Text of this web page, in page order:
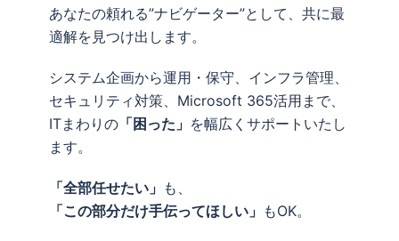
あなたの頼れる”ナビゲーター”として、共に最
適解を見つけ出します。
システム企画から運用・保守、インフラ管理、
セキュリティ対策、Microsoft 365活用まで、
ITまわりの 「困った」 を幅広くサポートいたし
ます。
「全部任せたい」 も、
「この部分だけ手伝ってほしい」 もOK。